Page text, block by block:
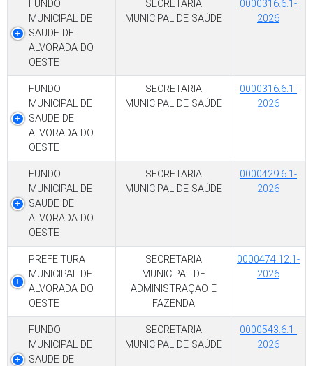
FUNDO
MUNICIPAL DE
SAUDE DE
ALVORADA DO
OESTE
SECRETARIA
MUNICIPAL DE SAÚDE
0000316.6.1-
2026
FUNDO
MUNICIPAL DE
SAUDE DE
ALVORADA DO
OESTE
SECRETARIA
MUNICIPAL DE SAÚDE
0000316.6.1-
2026
FUNDO
MUNICIPAL DE
SAUDE DE
ALVORADA DO
OESTE
SECRETARIA
MUNICIPAL DE SAÚDE
0000429.6.1-
2026
PREFEITURA
MUNICIPAL DE
ALVORADA DO
OESTE
SECRETARIA
MUNICIPAL DE
ADMINISTRAÇAO E
FAZENDA
0000474.12.1-
2026
FUNDO
MUNICIPAL DE
SAUDE DE
SECRETARIA
MUNICIPAL DE SAÚDE
0000543.6.1-
2026